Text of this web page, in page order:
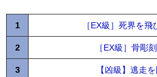
1 ［EX級］死界を
2 ［EX級］骨彫
3 【凶級】逃走